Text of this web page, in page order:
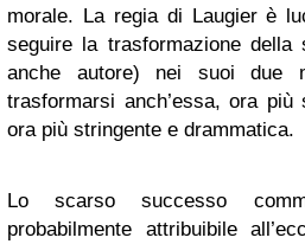
morale. La regia di Laugier è
seguire la trasformazione della
anche autore) nei suoi due
trasformarsi anch’essa, ora più
ora più stringente e drammatica.
Lo scarso successo
probabilmente attribuibile